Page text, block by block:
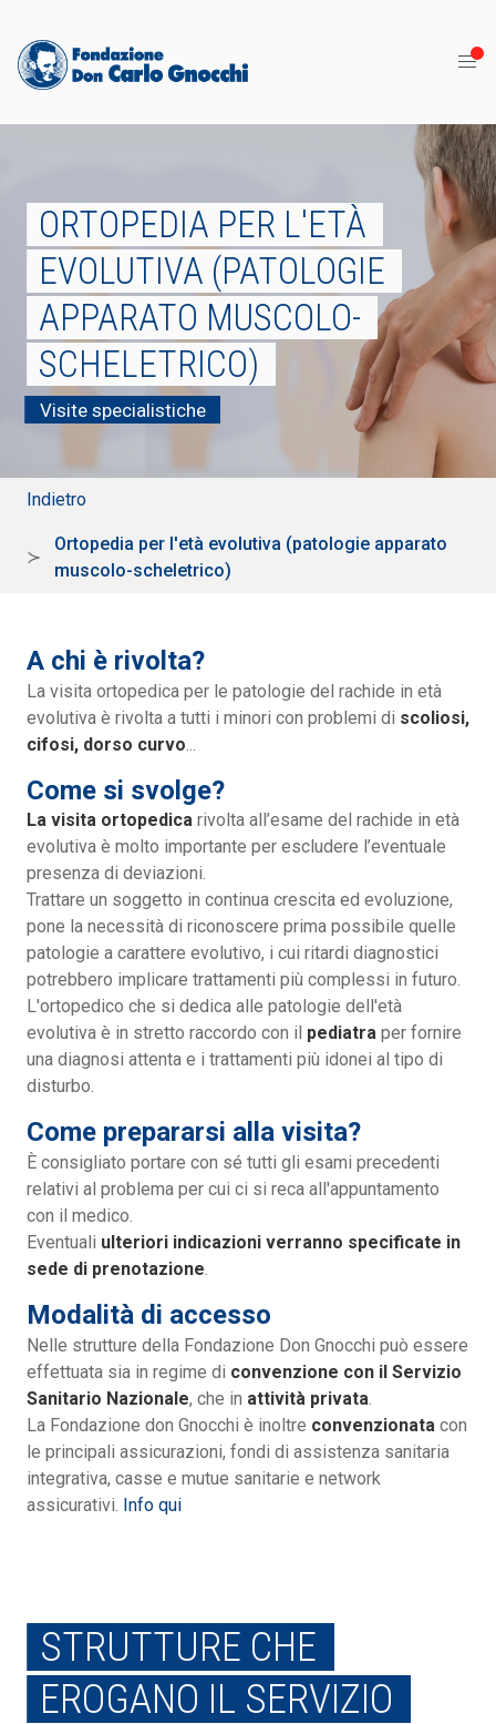
ORTOPEDIA PER L'ETÀ
EVOLUTIVA (PATOLOGIE
APPARATO MUSCOLO-
SCHELETRICO)
Visite specialistiche
Indietro
Ortopedia per l'età evolutiva (patologie apparato
muscolo-scheletrico)
A chi è rivolta?
La visita ortopedica per le patologie del rachide in età
evolutiva è rivolta a tutti i minori con problemi di scoliosi,
cifosi, dorso curvo...
Come si svolge?
La visita ortopedica rivolta all’esame del rachide in età
evolutiva è molto importante per escludere l’eventuale
presenza di deviazioni.
Trattare un soggetto in continua crescita ed evoluzione,
pone la necessità di riconoscere prima possibile quelle
patologie a carattere evolutivo, i cui ritardi diagnostici
potrebbero implicare trattamenti più complessi in futuro.
L'ortopedico che si dedica alle patologie dell'età
evolutiva è in stretto raccordo con il pediatra per fornire
una diagnosi attenta e i trattamenti più idonei al tipo di
disturbo.
Come prepararsi alla visita?
È consigliato portare con sé tutti gli esami precedenti
relativi al problema per cui ci si reca all'appuntamento
con il medico.
Eventuali ulteriori indicazioni verranno specificate in
sede di prenotazione.
Modalità di accesso
Nelle strutture della Fondazione Don Gnocchi può essere
effettuata sia in regime di convenzione con il Servizio
Sanitario Nazionale, che in attività privata
La Fondazione don Gnocchi è inoltre convenzionata con
le principali assicurazioni, fondi di assistenza sanitaria
integrativa, casse e mutue sanitarie e network
assicurativi. Info qui
STRUTTURE CHE
EROGANO IL SERVIZIO